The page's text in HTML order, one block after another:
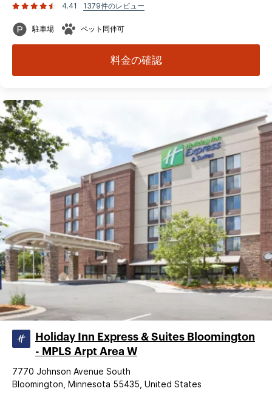
4.41
1379件のレビュー
駐車場 ペット同伴可
料金の確認
Holiday Inn Express & Suites Bloomington
- MPLS Arpt Area W
7770 Johnson Avenue South
Bloomington, Minnesota 55435, United States